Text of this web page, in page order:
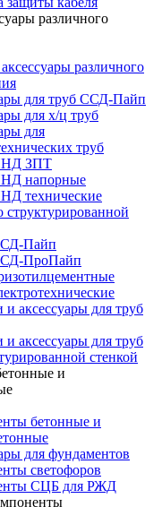
различного
различного
для труб ССД-Пайп
для х/ц труб
для
труб
ЗПТ
напорные
технические
структурированной
Пайп
ПроПайп
аксессуары для труб
аксессуары для труб
стенкой
и
бетонные и
для фундаментов
светофоров
СЦБ для РЖД